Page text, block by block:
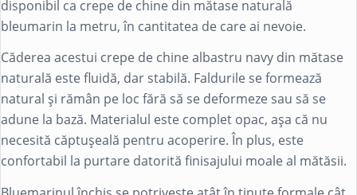
disponibil ca crepe de chine din mătase naturală
bleumarin la metru, în cantitatea de care ai nevoie.
Căderea acestui crepe de chine albastru navy din mătase
naturală este fluidă, dar stabilă. Faldurile se formează
natural și rămân pe loc fără să se deformeze sau să se
adune la bază. Materialul este complet opac, așa că nu
necesită căptușeală pentru acoperire. În plus, este
confortabil la purtare datorită finisajului moale al mătăsii.